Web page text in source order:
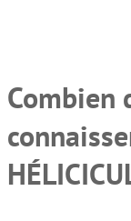
Combien
connaisse